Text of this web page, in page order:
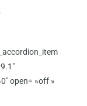
open= »off »